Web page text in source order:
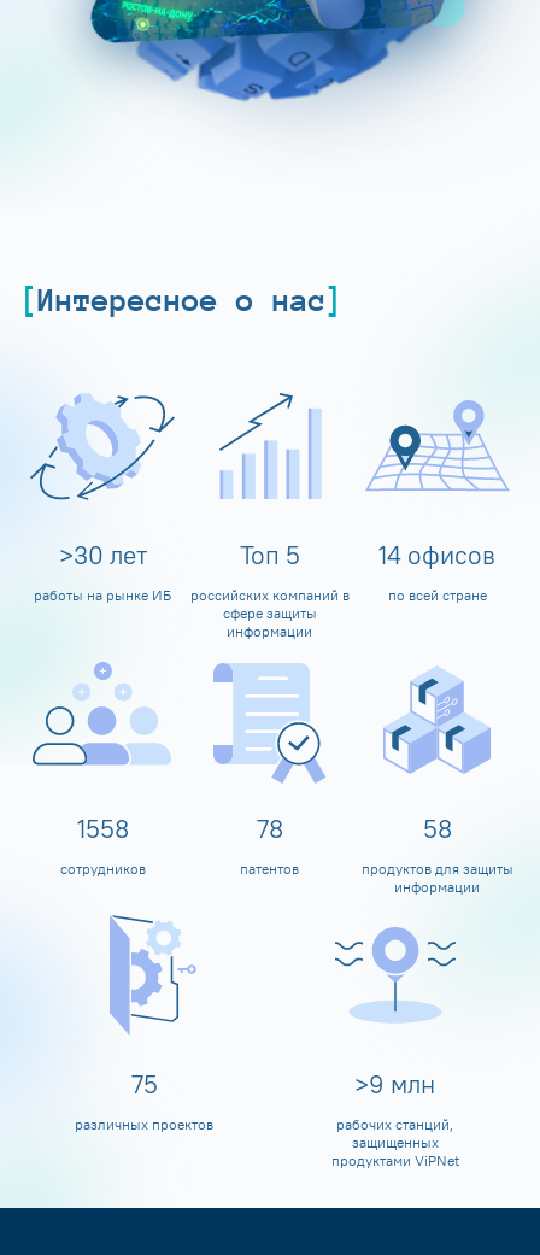
Интересное о нас
>30 лет
работы на рынке ИБ
Топ 5
российских компаний в
сфере защиты
информации
14 офисов
по всей стране
1600
сотрудников
80
патентов
60
продуктов для защиты
информации
80
различных проектов
>10 млн
рабочих станций,
защищенных
продуктами ViPNet